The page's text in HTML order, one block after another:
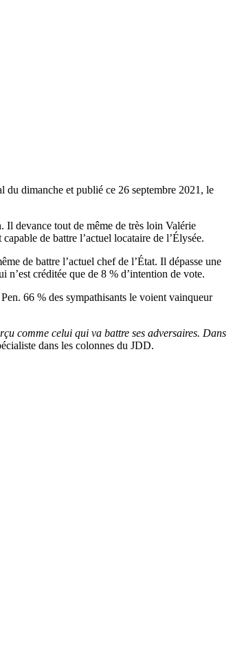
dimanche et publié ce 26 septembre 2021, le
Il devance tout de même de très loin Valérie
de battre l’actuel locataire de l’Élysée.
de battre l’actuel chef de l’État. Il dépasse une
créditée que de 8 % d’intention de vote.
66 % des sympathisants le voient vainqueur
comme celui qui va battre ses adversaires. Dans
dans les colonnes du JDD.